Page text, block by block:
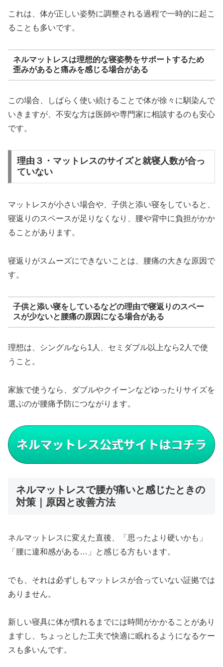
これは、体が正しい姿勢に調整される過程で一時的に起こ
ることも多いです。
ネルマットレスは理想的な寝姿勢をサポートするため
歪みがあると痛みを感じる場合がある
この場合、しばらく使い続けることで体が徐々に馴染んで
いきますが、不安な方は医師や専門家に相談するのも安心
です。
理由３・マットレスのサイズと就寝人数が合っ
ていない
マットレスが小さい場合や、子供と添い寝をしていると、
寝返りのスペースが足りなくなり、腰や背中に負担がかか
ることがあります。
寝返りがスムーズにできないことは、腰痛の大きな原因で
す。
子供と添い寝をしているなどの理由で寝返りのスペー
スが少ないと腰痛の原因になる場合がある
理想は、シングルなら1人、セミダブル以上なら2人で使
うこと。
家族で使うなら、ダブルやクイーンなどゆったりサイズを
選ぶのが腰痛予防につながります。
ネルマットレスで腰が痛いと感じたときの
対策｜原因と改善方法
ネルマットレスに変えた直後、「思ったより硬いかも」
「腰に違和感がある…」と感じる方もいます。
でも、それは必ずしもマットレスが合っていない証拠では
ありません。
新しい寝具に体が慣れるまでには時間がかかることがあり
ますし、ちょっとした工夫で快適に眠れるようになるケー
スも多いんです。